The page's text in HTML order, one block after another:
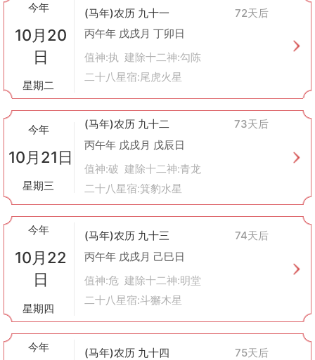
今年
10月20
日
星期二
(马年)农历 九十一
72天后
丙午年 戊戌月 丁卯日
值神:执 建除十二神:勾陈
二十八星宿:尾虎火星
今年
10月21日
星期三
(马年)农历 九十二
73天后
丙午年 戊戌月 戊辰日
值神:破 建除十二神:青龙
二十八星宿:箕豹水星
今年
10月22
日
星期四
(马年)农历 九十三
74天后
丙午年 戊戌月 己巳日
值神:危 建除十二神:明堂
二十八星宿:斗獬木星
今年 (马年)农历 九十四
75天后